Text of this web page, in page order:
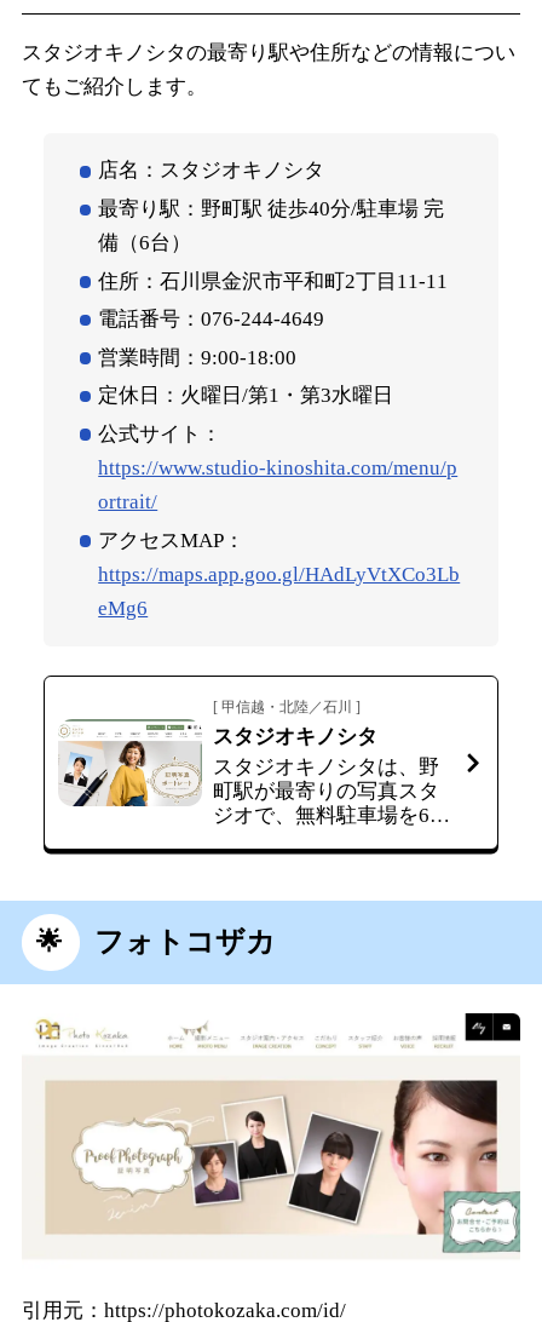
スタジオキノシタの最寄り駅や住所などの情報につい
てもご紹介します。
店名：スタジオキノシタ
最寄り駅：野町駅 徒歩40分/駐車場 完
備（6台）
住所：石川県金沢市平和町2丁目11-11
電話番号：076-244-4649
営業時間：9:00‐18:00
定休日：火曜日/第1・第3水曜日
公式サイト：
https://www.studio-kinoshita.com/menu/p
ortrait/
アクセスMAP：
https://maps.app.goo.gl/HAdLyVtXCo3Lb
eMg6
[ 甲信越・北陸／石川 ]
スタジオキノシタ
スタジオキノシタは、野
町駅が最寄りの写真スタ
ジオで、無料駐車場を6台
と吟味し、美肌修整を加
えたプランまで用意。さ
らに、オプションでヘア
す。急ぎの方やクオリテ
すすめのサービ…
フォトコザカ
引用元：https://photokozaka.com/id/